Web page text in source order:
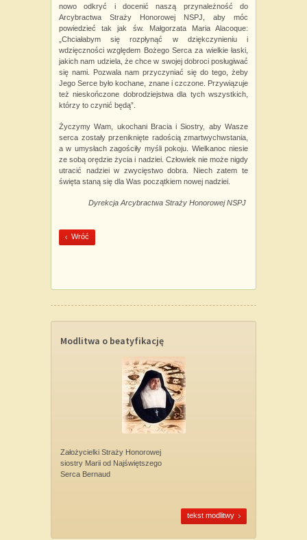
nowo odkryć i docenić naszą przynależność do
Arcybractwa Straży Honorowej NSPJ, aby móc
powiedzieć tak jak św. Małgorzata Maria Alacoque:
„Chciałabym się rozpłynąć w dziękczynieniu i
wdzięczności względem Bożego Serca za wielkie łaski,
jakich nam udziela, że chce w swojej dobroci posługiwać
się nami. Pozwala nam przyczyniać się do tego, żeby
Jego Serce było kochane, znane i czczone. Przywiązuje
też nieskończone dobrodziejstwa dla tych wszystkich,
którzy to czynić będą”.
Życzymy Wam, ukochani Bracia i Siostry, aby Wasze
serca zostały przeniknięte radością zmartwychwstania,
a w umysłach zagościły myśli pokoju. Wielkanoc niesie
ze sobą orędzie życia i nadziei. Człowiek nie może nigdy
utracić nadziei w zwycięstwo dobra. Niech zatem te
święta staną się dla Was początkiem nowej nadziei.
Dyrekcja Arcybractwa Straży Honorowej NSPJ
Wróć
Modlitwa o beatyfikację
Założycielki Straży Honorowej
siostry Marii od Najświętszego
Serca Bernaud
tekst modlitwy